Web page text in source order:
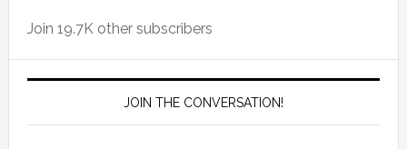
Join 19.7K other subscribers
JOIN THE CONVERSATION!